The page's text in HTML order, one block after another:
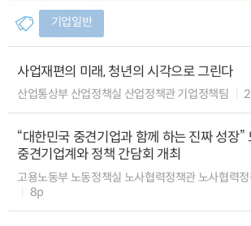
기업일반
사업재편의 미래, 청년의 시각으로 그린다
산업통상부 산업정책실 산업정책관 기업정책팀
“대한민국 중견기업과 함께 하는 진짜 성장”
중견기업계와 정책 간담회 개최
고용노동부 노동정책실 노사협력정책관 노사협력
8p